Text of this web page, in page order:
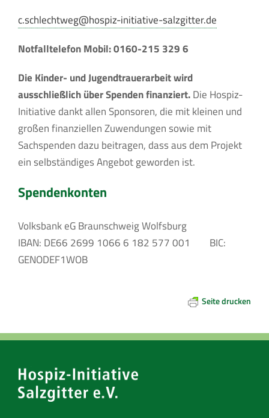
c.schlechtweg@hospiz-initiative-salzgitter.de
Notfalltelefon Mobil: 0160-215 329 6
Die Kinder- und Jugendtrauerarbeit wird
ausschließlich über Spenden finanziert.Die Hospiz-
Initiative dankt allen Sponsoren, die mit kleinen und
großen finanziellen Zuwendungen sowie mit
Sachspenden dazu beitragen, dass aus dem Projekt
ein selbständiges Angebot geworden ist.
Spendenkonten
Volksbank eG Braunschweig Wolfsburg
IBAN: DE66 2699 1066 6 182 577 001 BIC:
GENODEF1WOB
Seite drucken